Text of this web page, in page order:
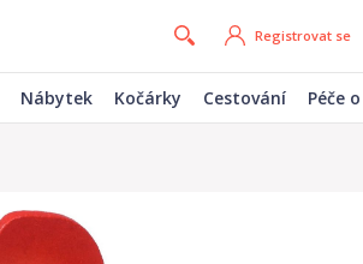
Registrovat se
Nábytek Kočárky Cestování Péče